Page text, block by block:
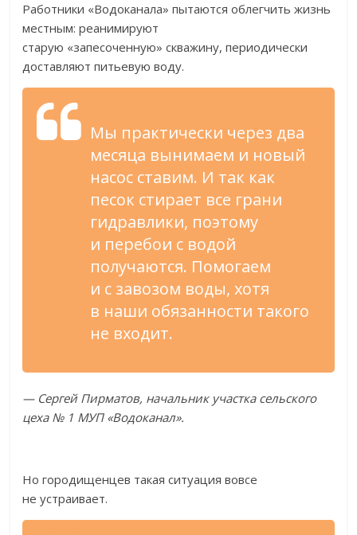
Работники «Водоканала» пытаются облегчить жизнь
местным: реанимируют
старую «запесоченную» скважину, периодически
доставляют питьевую воду.
Мы практически через два
месяца вынимаем и новый
насос ставим. И так как
песок стирает все грани
гидравлики, поэтому
и перебои с водой
получаются. Помогаем
и с завозом воды, хотя
в наши обязанности такого
не входит.
— Сергей Пирматов, начальник участка сельского
цеха № 1 МУП «Водоканал».
Но городищенцев такая ситуация вовсе
не устраивает.